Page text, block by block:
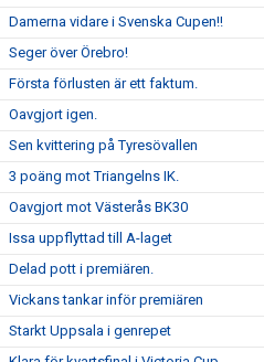
Damerna vidare i Svenska Cupen!!
Seger över Örebro!
Första förlusten är ett faktum.
Oavgjort igen.
Sen kvittering på Tyresövallen
3 poäng mot Triangelns IK.
Oavgjort mot Västerås BK30
Issa uppflyttad till A-laget
Delad pott i premiären.
Vickans tankar inför premiären
Starkt Uppsala i genrepet